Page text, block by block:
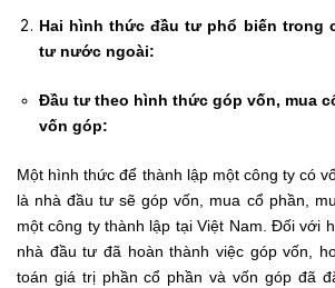
Hai hình thức đầu tư phổ biến trong
tư nước ngoài:
Đầu tư theo hình thức góp vốn, mua
vốn góp:
Một hình thức để thành lập một công ty có
là nhà đầu tư sẽ góp vốn, mua cổ phần,
một công ty thành lập tại Việt Nam. Đối với
nhà đầu tư đã hoàn thành việc góp vốn,
toán giá trị phần cổ phần và vốn góp đã